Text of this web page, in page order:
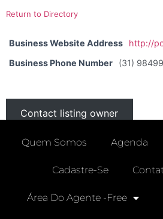
Return to Directory
Business Website Address
http://
Business Phone Number
(31)
Contact listing owner
Quem Somos Agenda
Cadastre-Se
Área Do Agente -free